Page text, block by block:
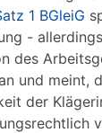
1 BGleiG
-
des
und meint,
der